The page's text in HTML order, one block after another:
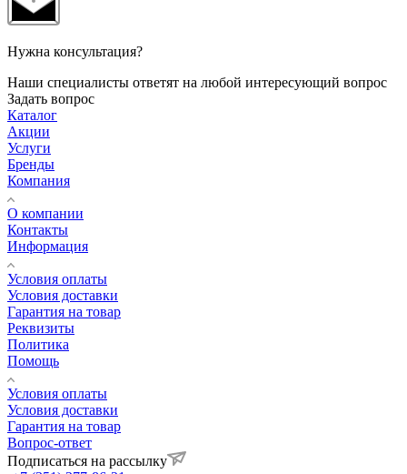
Нужна консультация?
Наши специалисты ответят на любой интересующий вопрос
Задать вопрос
Каталог
Акции
Услуги
Бренды
Компания
О компании
Контакты
Информация
Условия оплаты
Условия доставки
Гарантия на товар
Реквизиты
Политика
Помощь
Условия оплаты
Условия доставки
Гарантия на товар
Вопрос-ответ
Подписаться на рассылку